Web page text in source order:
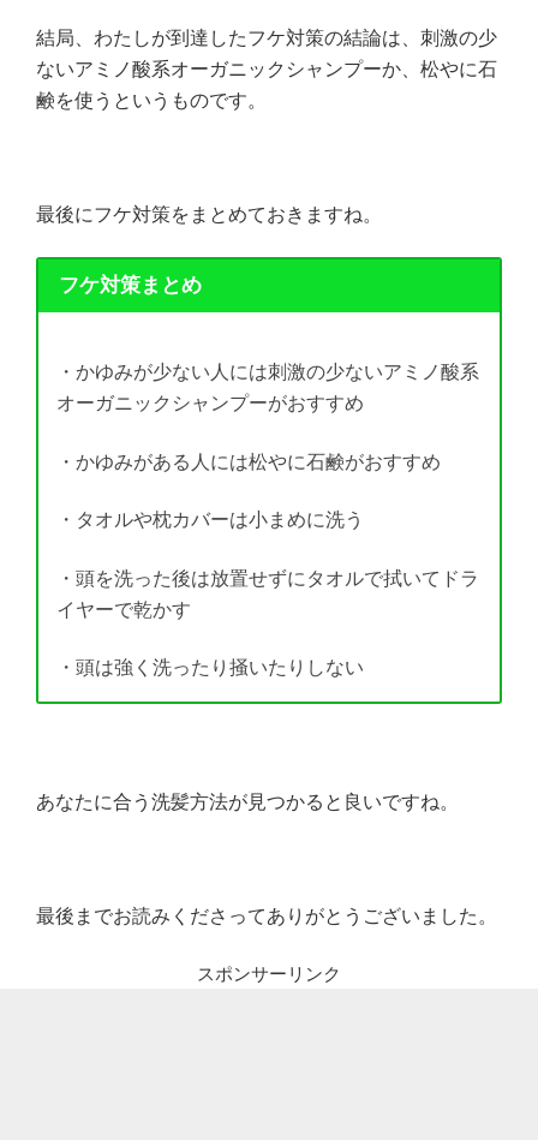
結局、わたしが到達したフケ対策の結論は、刺激の少
ないアミノ酸系オーガニックシャンプーか、松やに石
鹸を使うというものです。
最後にフケ対策をまとめておきますね。
フケ対策まとめ
・かゆみが少ない人には刺激の少ないアミノ酸系
オーガニックシャンプーがおすすめ
・かゆみがある人には松やに石鹸がおすすめ
・タオルや枕カバーは小まめに洗う
・頭を洗った後は放置せずにタオルで拭いてドラ
イヤーで乾かす
・頭は強く洗ったり掻いたりしない
あなたに合う洗髪方法が見つかると良いですね。
最後までお読みくださってありがとうございました。
スポンサーリンク